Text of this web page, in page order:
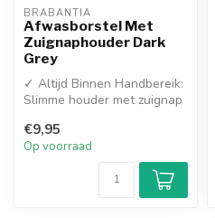
BRABANTIA
Afwasborstel Met
Zuignaphouder Dark
Grey
✓ Altijd Binnen Handbereik:
Slimme houder met zuignap
€9,95
Op voorraad